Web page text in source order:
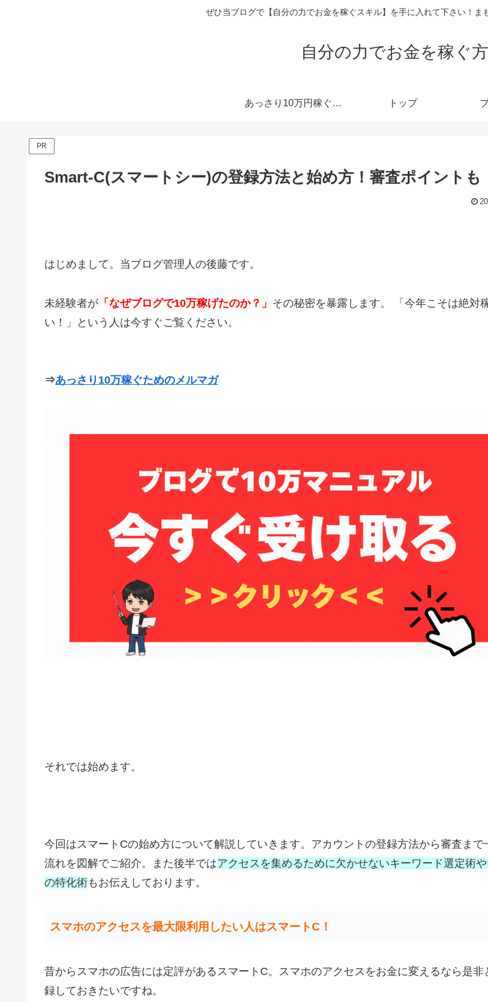
ぜひ当ブログで【自分の力でお金を稼ぐスキル】を手に入れて下さい！ま
自分の力でお金を稼ぐ
あっさり10万円稼ぐメルマガ トップ
PR
Smart-C(スマートシー)の登録方法と始め方！審査ポイントも
はじめまして。当ブログ管理人の後藤です。
未経験者が 「なぜブログで10万稼げたのか？」 その秘密を暴露します。 「今年こそは絶対
い！」という人は今すぐご覧ください。
⇒あっさり10万稼ぐためのメルマガ
それでは始めます。
今回はスマートCの始め方について解説していきます。アカウントの登録方法から審査まで
流れを図解でご紹介。また後半ではアクセスを集めるために欠かせないキーワード選定術
の特化術もお伝えしております。
スマホのアクセスを最大限利用したい人はスマートC！
昔からスマホの広告には定評があるスマートC。スマホのアクセスをお金に変えるなら是非
録しておきたいですね。